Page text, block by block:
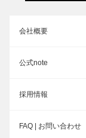
会社概要
公式note
採用情報
FAQ | お問い合わせ